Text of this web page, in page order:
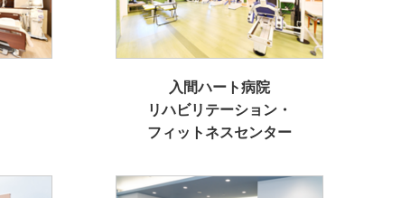
入間ハート病院
リハビリテーション・
フィットネスセンター